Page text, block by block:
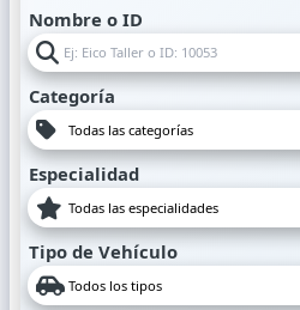
Nombre o ID
Categoría
Especialidad
Tipo de Vehículo